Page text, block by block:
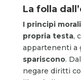
La folla
I principi
propria testa,
appartenenti a
spariscono.
negare diritti